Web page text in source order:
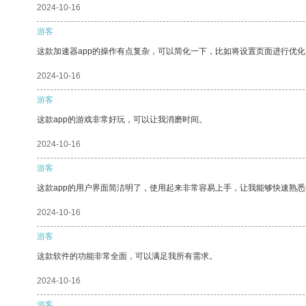
2024-10-16
游客
这款加速器app的操作有点复杂，可以简化一下，比如将设置页面进行优化
2024-10-16
游客
这款app的游戏非常好玩，可以让我消磨时间。
2024-10-16
游客
这款app的用户界面简洁明了，使用起来非常容易上手，让我能够快速熟悉
2024-10-16
游客
这款软件的功能非常全面，可以满足我所有需求。
2024-10-16